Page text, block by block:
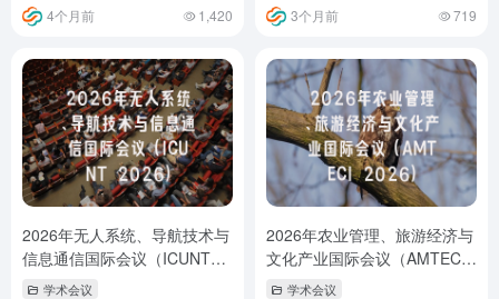
4个月前 1,420 3个月前 719
2026年无人系统、导航技术与
信息通信国际会议（ICUNT
2026）
学术会议
2026年农业管理、旅游经济与
文化产业国际会议（AMTECI
2026）
学术会议